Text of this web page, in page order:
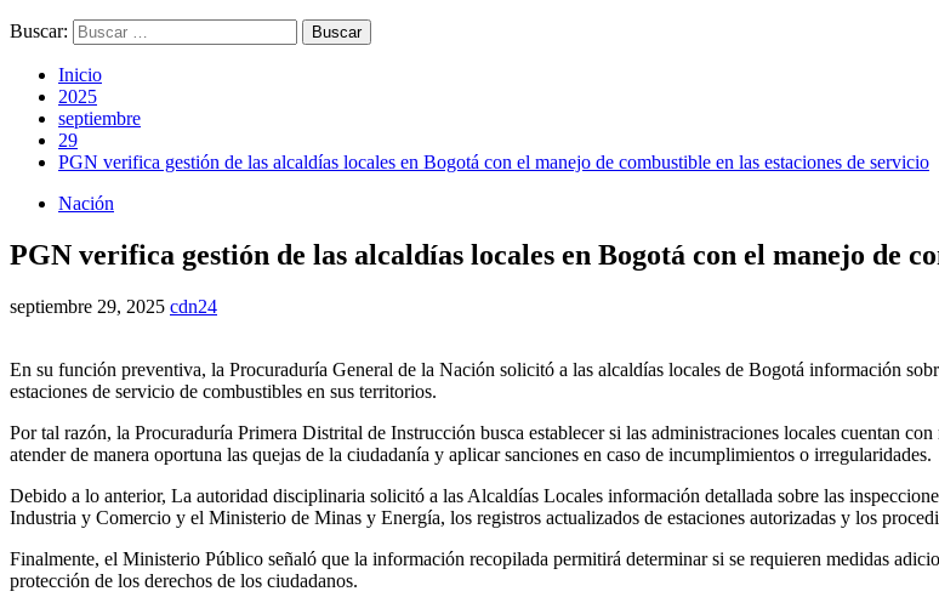
Buscar:
Inicio
2025
septiembre
29
PGN verifica gestión de las alcaldías locales en Bogotá con el manejo de combustible en las estaciones de servicio
Nación
PGN verifica gestión de las alcaldías locales en Bogotá con el manejo de
septiembre 29, 2025 cdn24
En su función preventiva, la Procuraduría General de la Nación solicitó a las alcaldías locales de Bogotá información
estaciones de servicio de combustibles en sus territorios.
Por tal razón, la Procuraduría Primera Distrital de Instrucción busca establecer si las administraciones locales cuentan
atender de manera oportuna las quejas de la ciudadanía y aplicar sanciones en caso de incumplimientos o irregularidades.
Debido a lo anterior, La autoridad disciplinaria solicitó a las Alcaldías Locales información detallada sobre las
Industria y Comercio y el Ministerio de Minas y Energía, los registros actualizados de estaciones autorizadas y los
Finalmente, el Ministerio Público señaló que la información recopilada permitirá determinar si se requieren medidas
protección de los derechos de los ciudadanos.